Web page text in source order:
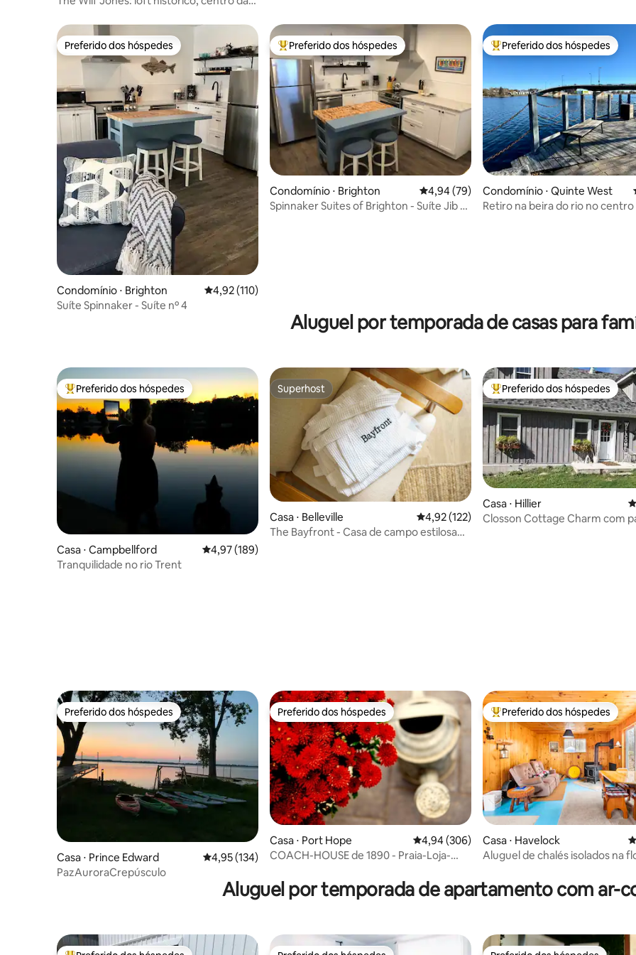
Preferido dos hóspedes
Preferido dos hóspedes
Condomínio ⋅ Brighton 4,92 de uma avaliação média de 5, 110 avaliações
4,92 (110)
Suíte Spinnaker - Suíte nº 4
Entre os melhores preferidos dos hóspedes
Preferido dos hóspedes
Condomínio ⋅ Brighton 4,94 de uma avaliação média de 5, 79
4,94 (79)
Spinnaker Suites of Brighton - Suíte Jib nº
Entre os melhores preferidos
Preferido dos hóspedes
Condomínio ⋅ Quinte West
Retiro na beira do rio no
Aluguel por temporada de casas para
Entre os melhores preferidos dos hóspedes
Preferido dos hóspedes
Casa ⋅ Campbellford 4,97 de uma avaliação média de 5, 189 avaliações
4,97 (189)
Tranquilidade no rio Trent
Superhost
Superhost
Casa ⋅ Belleville 4,92 de uma avaliação média de 5, 122
4,92 (122)
The Bayfront - Casa de campo estilosa
Entre os melhores preferidos
Preferido dos hóspedes
Casa ⋅ Hillier
Closson Cottage Charm com
Preferido dos hóspedes
Preferido dos hóspedes
Casa ⋅ Prince Edward 4,95 de uma avaliação média de 5, 134 avaliações
4,95 (134)
PazAuroraCrepúsculo
Preferido dos hóspedes
Preferido dos hóspedes
Casa ⋅ Port Hope 4,94 de uma avaliação média de 5, 306
4,94 (306)
COACH-HOUSE de 1890 - Praia-Loja-
Entre os melhores preferidos
Preferido dos hóspedes
Casa ⋅ Havelock
Aluguel de chalés isolados na
Aluguel por temporada de apartamento com ar-